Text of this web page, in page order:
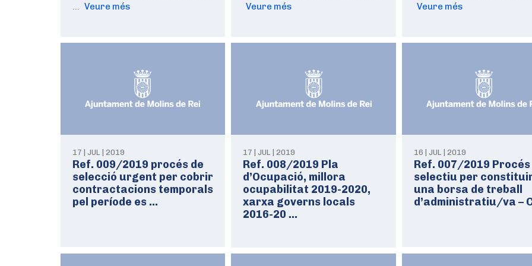
… Veure més
Veure més
Veure més
17 | JUL | 2019
Ref. 009/2019 procés de
selecció urgent per cobrir
contractacions temporals
pel període es …
17 | JUL | 2019
Ref. 008/2019 Pla
d’Ocupació, millora
ocupabilitat 2019-2020,
xarxa governs locals
2016-20 …
16 | JUL | 2019
Ref. 007/2019 Procés
selectiu per
una borsa de treball
d’administratiu/va –